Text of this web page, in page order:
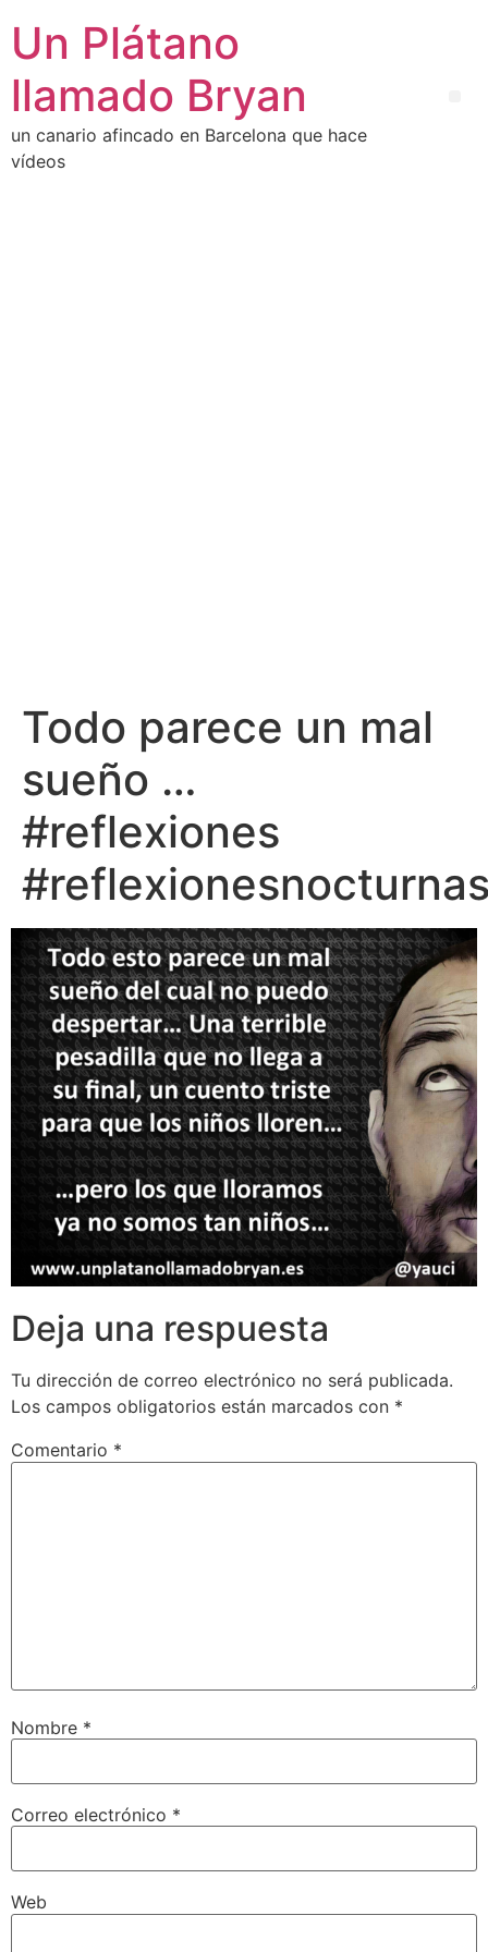
Un Plátano
llamado Bryan
un canario afincado en Barcelona que hace
vídeos
Todo parece un mal
sueño …
#reflexiones
Deja una respuesta
Tu dirección de correo electrónico no será publicada.
Los campos obligatorios están marcados con *
Comentario *
Nombre *
Correo electrónico *
Web